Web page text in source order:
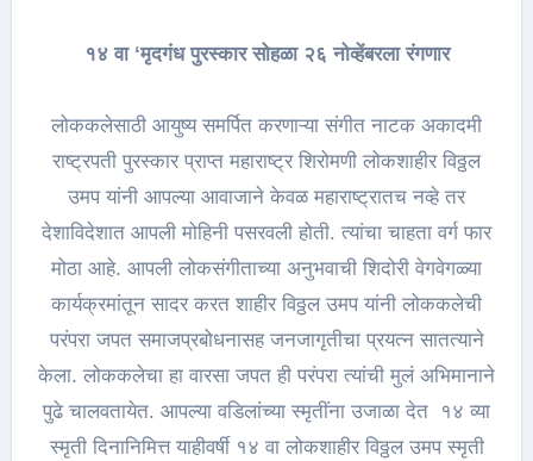
१४ वा ‘मृदगंध पुरस्कार सोहळा २६ नोव्हेंबरला रंगणार
लोककलेसाठी आयुष्य समर्पित करणाऱ्या संगीत नाटक अकादमी
राष्ट्रपती पुरस्कार प्राप्त महाराष्ट्र शिरोमणी लोकशाहीर विठ्ठल
उमप यांनी आपल्या आवाजाने केवळ महाराष्ट्रातच नव्हे तर
देशाविदेशात आपली मोहिनी पसरवली होती. त्यांचा चाहता वर्ग फार
मोठा आहे. आपली लोकसंगीताच्या अनुभवाची शिदोरी वेगवेगळ्या
कार्यक्रमांतून सादर करत शाहीर विठ्ठल उमप यांनी लोककलेची
परंपरा जपत समाजप्रबोधनासह जनजागृतीचा प्रयत्न सातत्याने
केला. लोककलेचा हा वारसा जपत ही परंपरा त्यांची मुलं अभिमानाने
पुढे चालवतायेत. आपल्या वडिलांच्या स्मृतींना उजाळा देत १४ व्या
स्मृती दिनानिमित्त याहीवर्षी १४ वा लोकशाहीर विठ्ठल उमप स्मृती